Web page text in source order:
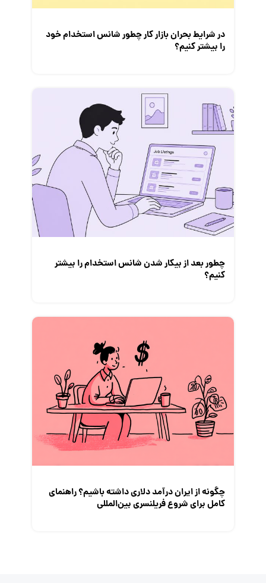
در شرایط بحران بازار کار چطور شانس استخدام خود
را بیشتر کنیم؟
چطور بعد از بیکار شدن شانس استخدام‌ را بیشتر
کنیم؟
چگونه از ایران درآمد دلاری داشته باشیم؟ راهنمای
کامل برای شروع فریلنسری بین‌المللی